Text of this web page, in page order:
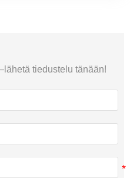
tiedustelu tänään!